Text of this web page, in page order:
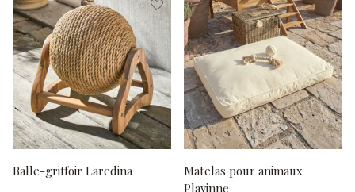
Balle-griffoir Laredina
Matelas pour animaux
Plavinne